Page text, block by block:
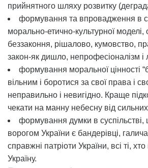
прийнятного шляху розвитку
формування та впровадження в
морально-етично-культурної моделі,
беззаконня, рішалово, кумовство,
закон-як дишло, непрофесіоналізм і
формування моральної цінності
вільним і боротися за свої права і
неправильно і невигідно. Краще
чекати на манну небесну від сильних
формування думки в
ворогом України є бандерівці,
справжні патріоти України, всі ті,
Україну.